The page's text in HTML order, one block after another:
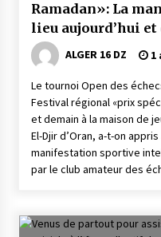
Ramadan»: La
lieu aujourd’hui
ALGER 16 DZ 1
Le tournoi Open des
Festival régional «prix
et demain à la maison de
El-Djir d’Oran, a-t-on
manifestation sportive
par le club amateur des